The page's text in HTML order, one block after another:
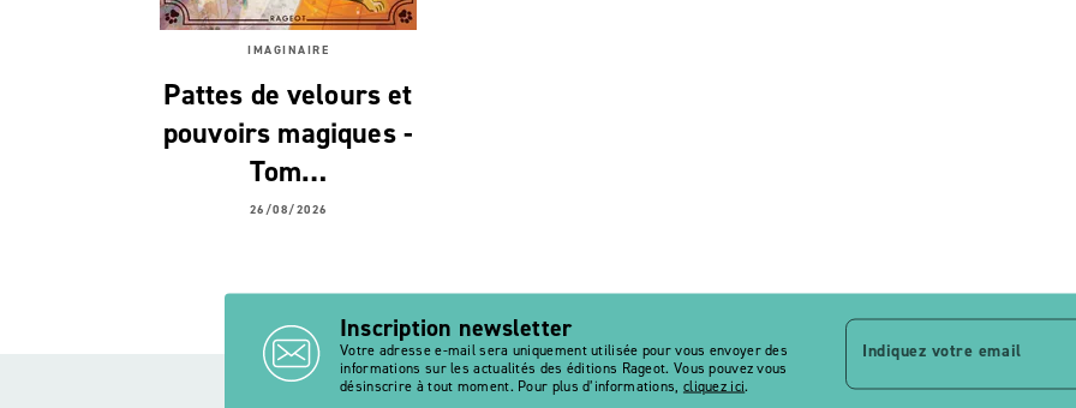
IMAGINAIRE
Pattes de velours et
pouvoirs magiques -
Tom…
26/08/2026
Inscription newsletter
Votre adresse e-mail sera uniquement utilisée pour vous envoyer des
informations sur les actualités des éditions Rageot. Vous pouvez vous
désinscrire à tout moment. Pour plus d’informations, cliquez ici.
Indiquez votre email